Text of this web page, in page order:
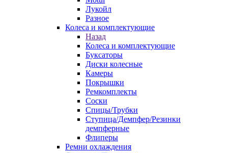
Лукойл
Разное
Колеса и комплектующие
Назад
Колеса и комплектующие
Буксаторы
Диски колесные
Камеры
Покрышки
Ремкомплекты
Соски
Спицы/Трубки
Ступица/Демпфер/Резинки
демпферные
Флиперы
Ремни охлаждения